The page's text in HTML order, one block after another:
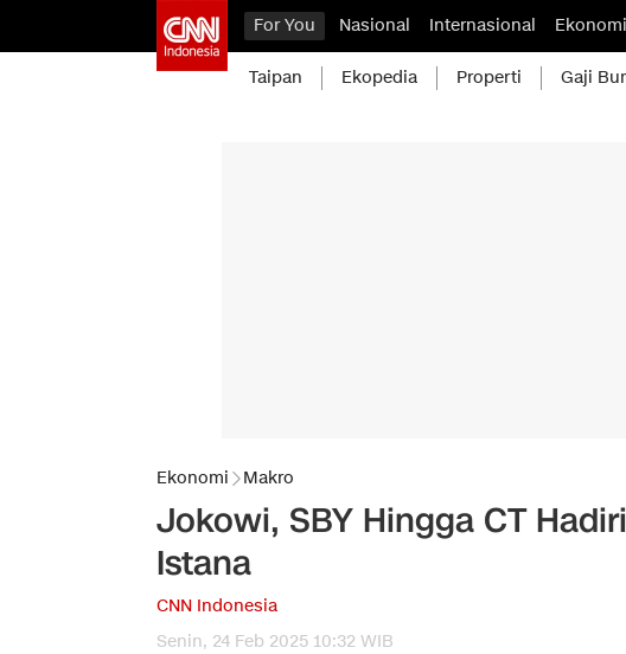
For You Nasional Internasional Ekonomi
Taipan Ekopedia Properti Gaji
Ekonomi Makro
Jokowi, SBY Hingga CT
Istana
CNN Indonesia
Senin, 24 Feb 2025 10:32 WIB